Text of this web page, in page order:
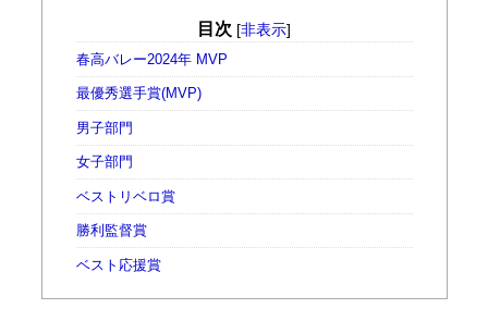
目次 [非表示]
春高バレー2024年 MVP
最優秀選手賞(MVP)
男子部門
女子部門
ベストリベロ賞
勝利監督賞
ベスト応援賞